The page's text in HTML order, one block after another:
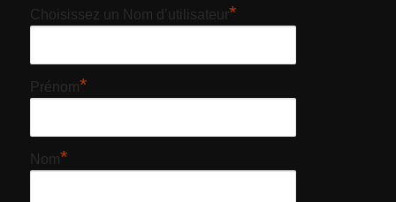
Choisissez un Nom d’utilisateur*
Prénom*
Nom*